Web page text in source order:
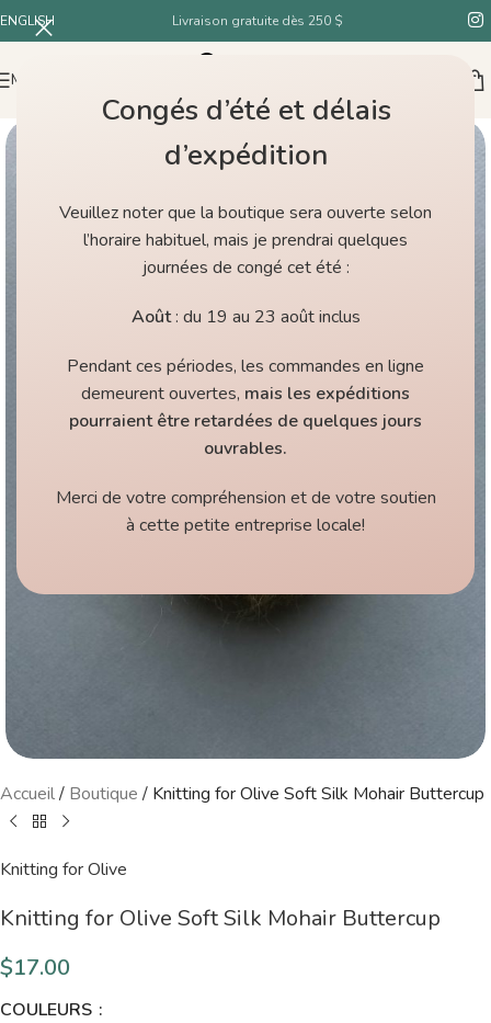
Congés d’été et délais
d’expédition
Veuillez noter que la boutique sera ouverte selon
l’horaire habituel, mais je prendrai quelques
journées de congé cet été :
Août: du 19 au 23 août inclus
Pendant ces périodes, les commandes en ligne
demeurent ouvertes, mais les expéditions
pourraient être retardées de quelques jours
ouvrables.
Merci de votre compréhension et de votre soutien
à cette petite entreprise locale!
ENGLISH Livraison gratuite dès 250 $
MENU
Accueil/ Boutique / Knitting for Olive Soft Silk Mohair Buttercup
Knitting for Olive
Knitting for Olive Soft Silk Mohair Buttercup
$17.00
COULEURS